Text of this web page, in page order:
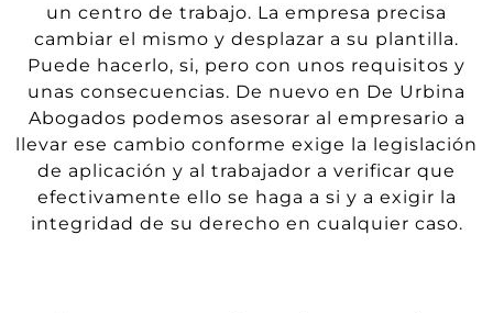
un centro de trabajo. La empresa precisa
cambiar el mismo y desplazar a su plantilla.
Puede hacerlo, si, pero con unos requisitos y
unas consecuencias. De nuevo en De Urbina
Abogados podemos asesorar al empresario a
llevar ese cambio conforme exige la legislación
de aplicación y al trabajador a verificar que
efectivamente ello se haga a si y a exigir la
integridad de su derecho en cualquier caso.